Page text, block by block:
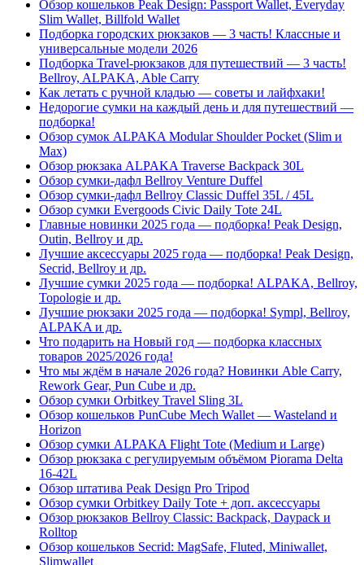
Обзор кошельков Peak Design: Passport Wallet, Everyday
Slim Wallet, Billfold Wallet
Подборка городских рюкзаков — 3 часть! Классные и
универсальные модели 2026
Подборка Travel-рюкзаков для путешествий — 3 часть!
Bellroy, ALPAKA, Able Carry
Как летать с ручной кладью — советы и лайфхаки!
Недорогие сумки на каждый день и для путешествий —
подборка!
Обзор сумок ALPAKA Modular Shoulder Pocket (Slim и
Max)
Обзор рюкзака ALPAKA Traverse Backpack 30L
Обзор сумки-дафл Bellroy Venture Duffel
Обзор сумки-дафл Bellroy Classic Duffel 35L / 45L
Обзор сумки Evergoods Civic Daily Tote 24L
Главные новинки 2025 года — подборка! Peak Design,
Outin, Bellroy и др.
Лучшие аксессуары 2025 года — подборка! Peak Design,
Secrid, Bellroy и др.
Лучшие сумки 2025 года — подборка! ALPAKA, Bellroy,
Topologie и др.
Лучшие рюкзаки 2025 года — подборка! Sympl, Bellroy,
ALPAKA и др.
Что подарить на Новый год — подборка классных
товаров 2025/2026 года!
Что мы ждём в начале 2026 года? Новинки Able Carry,
Rework Gear, Pun Cube и др.
Обзор сумки Orbitkey Travel Sling 3L
Обзор кошельков PunCube Mech Wallet — Wasteland и
Horizon
Обзор сумки ALPAKA Flight Tote (Medium и Large)
Обзор рюкзака с регулируемым объёмом Piorama Delta
16-42L
Обзор штатива Peak Design Pro Tripod
Обзор сумки Orbitkey Daily Tote + доп. аксессуары
Обзор рюкзаков Bellroy Classic: Backpack, Daypack и
Rolltop
Обзор кошельков Secrid: MagSafe, Fluted, Miniwallet,
Slimwallet